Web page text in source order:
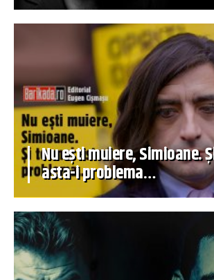
Nu ești muiere, Simioane.
asta-i problema…